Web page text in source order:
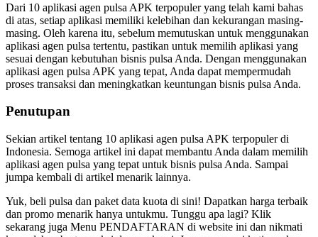
Dari 10 aplikasi agen pulsa APK terpopuler yang telah kami bahas
di atas, setiap aplikasi memiliki kelebihan dan kekurangan masing-
masing. Oleh karena itu, sebelum memutuskan untuk menggunakan
aplikasi agen pulsa tertentu, pastikan untuk memilih aplikasi yang
sesuai dengan kebutuhan bisnis pulsa Anda. Dengan menggunakan
aplikasi agen pulsa APK yang tepat, Anda dapat mempermudah
proses transaksi dan meningkatkan keuntungan bisnis pulsa Anda.
Penutupan
Sekian artikel tentang 10 aplikasi agen pulsa APK terpopuler di
Indonesia. Semoga artikel ini dapat membantu Anda dalam memilih
aplikasi agen pulsa yang tepat untuk bisnis pulsa Anda. Sampai
jumpa kembali di artikel menarik lainnya.
Yuk, beli pulsa dan paket data kuota di sini! Dapatkan harga terbaik
dan promo menarik hanya untukmu. Tunggu apa lagi? Klik
sekarang juga Menu PENDAFTARAN di website ini dan nikmati